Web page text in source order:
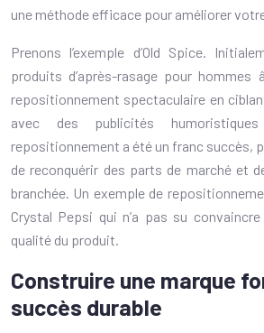
une méthode efficace pour améliorer
Prenons l’exemple d’Old Spice.
produits d’après-rasage pour hommes
repositionnement spectaculaire en
avec des publicités
repositionnement a été un franc succès,
de reconquérir des parts de marché et
branchée. Un exemple de
Crystal Pepsi qui n’a pas su
qualité du produit.
Construire une marque
succès durable